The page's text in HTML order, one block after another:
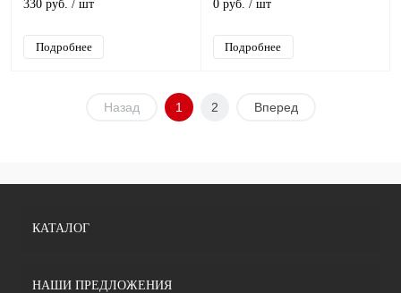
330 руб. / шт
Подробнее
0 руб. / шт
Подробнее
Назад 1 2 Вперед
КАТАЛОГ
НАШИ ПРЕДЛОЖЕНИЯ